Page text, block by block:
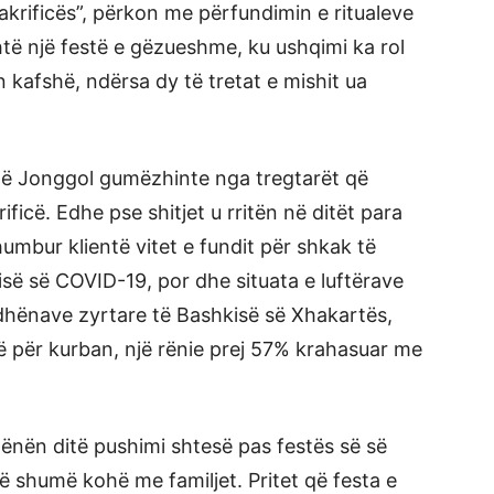
përkon me përfundimin e ritualeve
një festë e gëzueshme, ku ushqimi ka rol
ndërsa dy të tretat e mishit ua
Jonggol gumëzhinte nga tregtarët që
Edhe pse shitjet u rritën në ditët para
klientë vitet e fundit për shkak të
së COVID-19, por dhe situata e luftërave
zyrtare të Bashkisë së Xhakartës,
kurban, një rënie prej 57% krahasuar me
ditë pushimi shtesë pas festës së së
shumë kohë me familjet. Pritet që festa e